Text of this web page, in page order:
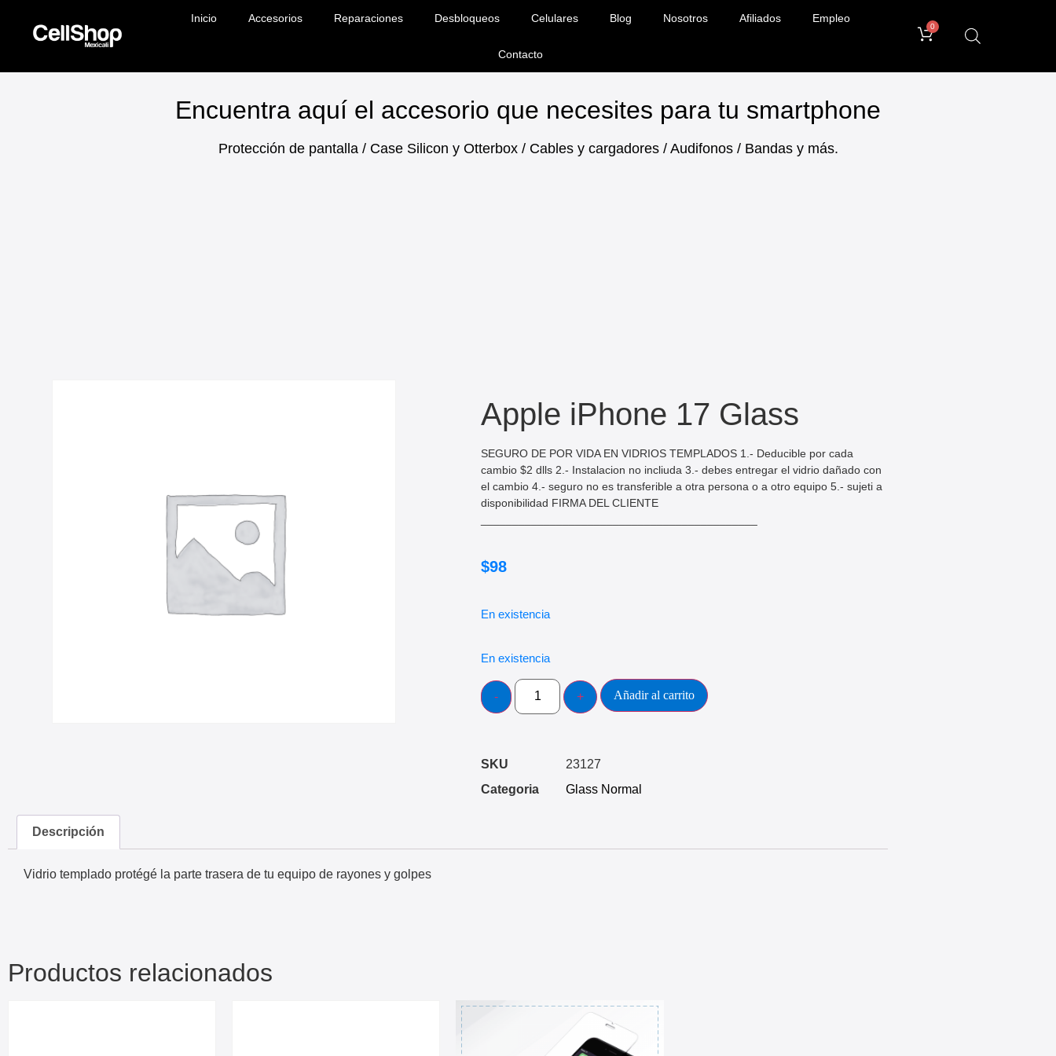
Inicio Accesorios Reparaciones Desbloqueos Celulares Blog Nosotros Afiliados Empleo
Contacto
0
Encuentra aquí el accesorio que necesites para tu smartphone
Protección de pantalla / Case Silicon y Otterbox / Cables y cargadores / Audifonos / Bandas y más.
Apple iPhone 17 Glass
SEGURO DE POR VIDA EN VIDRIOS TEMPLADOS 1.- Deducible por cada
cambio $2 dlls 2.- Instalacion no incliuda 3.- debes entregar el vidrio dañado con
el cambio 4.- seguro no es transferible a otra persona o a otro equipo 5.- sujeti a
disponibilidad FIRMA DEL CLIENTE
$98
En existencia
En existencia
Añadir al carrito
SKU
23127
Categoria
Glass Normal
Descripción
Vidrio templado protégé la parte trasera de tu equipo de rayones y golpes
Productos relacionados